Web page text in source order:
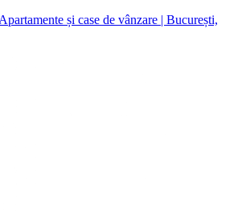
și case de vânzare | București,